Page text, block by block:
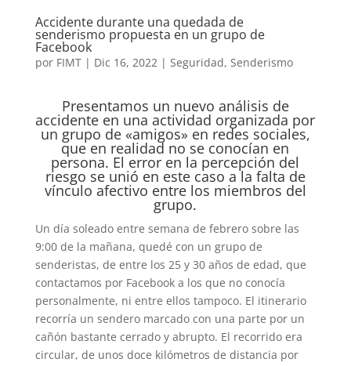
Accidente durante una quedada de
senderismo propuesta en un grupo de
Facebook
por FIMT| Dic 16, 2022| Seguridad, Senderismo
Presentamos un nuevo análisis de
accidente en una actividad organizada por
un grupo de «amigos» en redes sociales,
que en realidad no se conocían en
persona. El error en la percepción del
riesgo se unió en este caso a la falta de
vínculo afectivo entre los miembros del
grupo.
Un día soleado entre semana de febrero sobre las
9:00 de la mañana, quedé con un grupo de
senderistas, de entre los 25 y 30 años de edad, que
contactamos por Facebook a los que no conocía
personalmente, ni entre ellos tampoco. El itinerario
recorría un sendero marcado con una parte por un
cañón bastante cerrado y abrupto. El recorrido era
circular, de unos doce kilómetros de distancia por